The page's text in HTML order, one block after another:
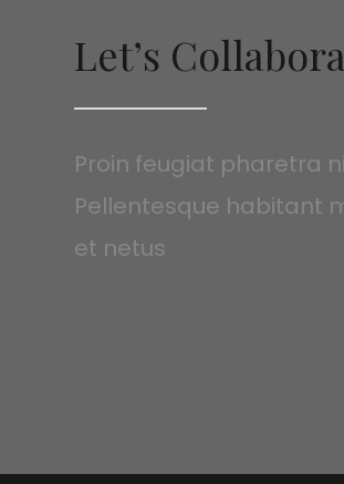
Let’s
Proin feugiat pharetra
Pellentesque habitant
et netus